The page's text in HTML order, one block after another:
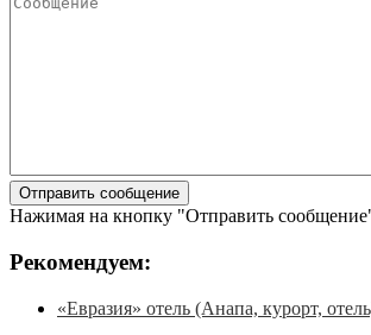
Нажимая на кнопку "Отправить
Рекомендуем:
«Евразия» отель (Анапа, курорт,